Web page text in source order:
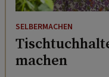
SELBERMACHEN
machen